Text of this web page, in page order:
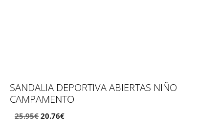
SANDALIA DEPORTIVA ABIERTAS NIÑO
CAMPAMENTO
25.95€ El
20.76€El